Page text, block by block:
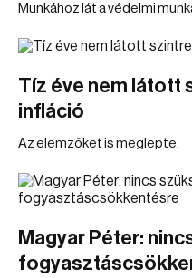
Munkához lát a védelmi
Tíz éve nem látott
infláció
Az elemzőket is meglepte.
Magyar Péter: